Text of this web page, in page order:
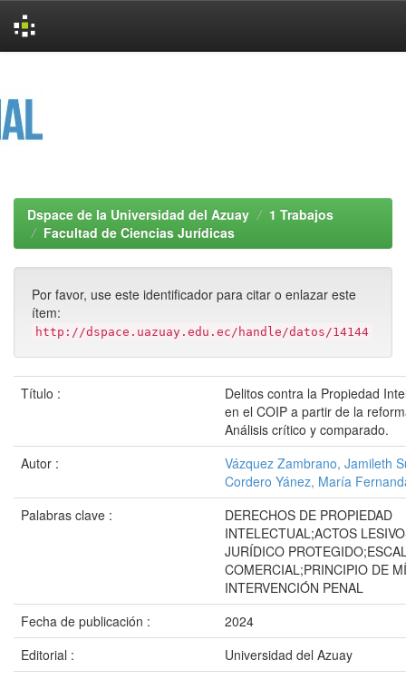
Dspace de la Universidad del Azuay
1 Trabajos
Facultad de Ciencias Jurídicas
Por favor, use este identificador para citar o enlazar este
ítem:
http://dspace.uazuay.edu.ec/handle/datos/14144
Título :
Delitos contra la Propiedad
en el COIP a partir de la
Análisis crítico y comparado.
Autor :
Vázquez Zambrano, Jamileth
Cordero Yánez, María
Palabras clave :
DERECHOS DE PROPIEDAD
INTELECTUAL;ACTOS
JURÍDICO
COMERCIAL;PRINCIPIO DE
INTERVENCIÓN PENAL
Fecha de publicación :
2024
Editorial :
Universidad del Azuay